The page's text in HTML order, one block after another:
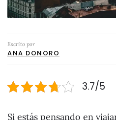
Escrito por
ANA DONORO
3.7/5
Si estás pensando en